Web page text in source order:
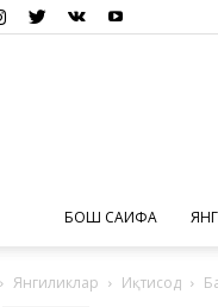
БОШ САҲИФА
Янгиликлар Иқтисод